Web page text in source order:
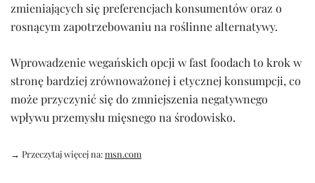
zmieniających się preferencjach konsumentów oraz o
rosnącym zapotrzebowaniu na roślinne alternatywy.
Wprowadzenie wegańskich opcji w fast foodach to krok w
stronę bardziej zrównoważonej i etycznej konsumpcji, co
może przyczynić się do zmniejszenia negatywnego
wpływu przemysłu mięsnego na środowisko.
→ Przeczytaj więcej na:msn.com